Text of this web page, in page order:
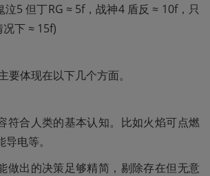
5 但丁RG ≈ 5f，战神4 盾反 ≈ 10f，只
下 ≈ 15f)
要体现在以下几个方面。
符合人类的基本认知。比如火焰可点燃
电等。
做出的决策足够精简，剔除存在但无意